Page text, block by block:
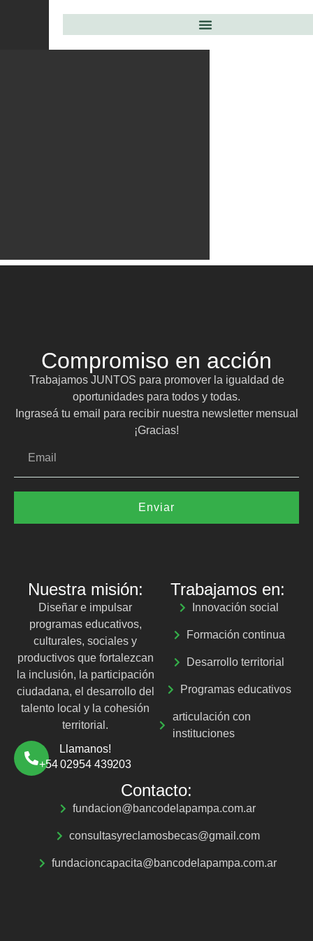
Compromiso en acción
Trabajamos JUNTOS para promover la igualdad de
oportunidades para todos y todas.
Ingraseá tu email para recibir nuestra newsletter mensual
¡Gracias!
Enviar
Nuestra misión:
Diseñar e impulsar
programas educativos,
culturales, sociales y
productivos que fortalezcan
la inclusión, la participación
ciudadana, el desarrollo del
talento local y la cohesión
territorial.
Llamanos!
+54 02954 439203
Trabajamos en:
Innovación social
Formación continua
Desarrollo territorial
Programas educativos
articulación con
instituciones
Contacto:
fundacion@bancodelapampa.com.ar
consultasyreclamosbecas@gmail.com
fundacioncapacita@bancodelapampa.com.ar